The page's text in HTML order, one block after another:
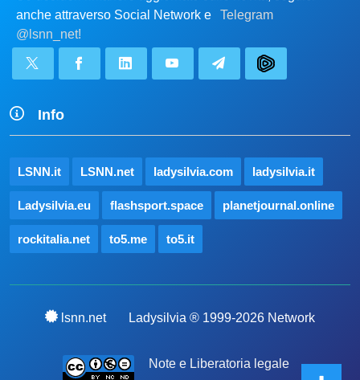
anche attraverso Social Network e
Telegram
@lsnn_net!
Info
LSNN.it LSNN.net ladysilvia.com ladysilvia.it
Ladysilvia.eu flashsport.space planetjournal.online
rockitalia.net to5.me to5.it
lsnn.net Ladysilvia ® 1999-2026 Network
Note e Liberatoria legale